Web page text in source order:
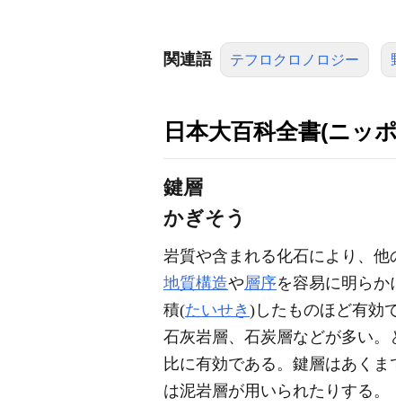
関連語 テフロクロノロジー
日本大百科全書(ニッ
鍵層
かぎそう
岩質や含まれる化石により、
地質構造や層序を容易に明らか
積(たいせき )したものほど有効
石灰岩層、石炭層などが多い
比に有効である。鍵層はあくま
は泥岩層が用いられたりする。